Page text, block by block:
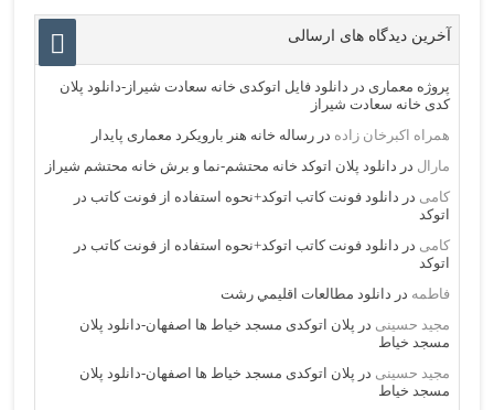
آخرین دیدگاه های ارسالی
پروژه معماری در دانلود فایل اتوکدی خانه سعادت شیراز-دانلود پلان
کدی خانه سعادت شیراز
همراه اکبرخان زاده دررساله خانه هنر بارویکرد معماری پایدار
مارال در دانلود پلان اتوکد خانه محتشم-نما و برش خانه محتشم شیراز
کامی در دانلود فونت کاتب اتوکد+نحوه استفاده از فونت کاتب در
اتوکد
کامی در دانلود فونت کاتب اتوکد+نحوه استفاده از فونت کاتب در
اتوکد
فاطمه در دانلود مطالعات اقليمي رشت
مجید حسینی در پلان اتوکدی مسجد خیاط ها اصفهان-دانلود پلان
مسجد خیاط
مجید حسینی در پلان اتوکدی مسجد خیاط ها اصفهان-دانلود پلان
مسجد خیاط